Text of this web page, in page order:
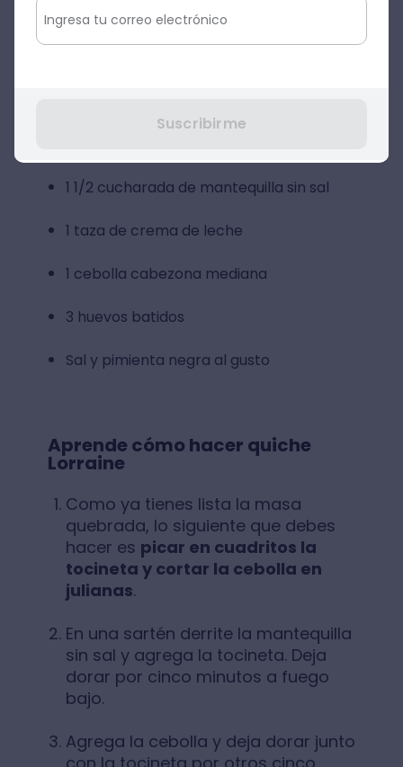
Ingredientes para 4 personas
1 1/2 cucharada de mantequilla sin sal
1 taza de crema de leche
1 cebolla cabezona mediana
3 huevos batidos
Sal y pimienta negra al gusto
Aprende cómo hacer quiche
Lorraine
Como ya tienes lista la masa
quebrada, lo siguiente que debes
hacer es picar en cuadritos la
tocineta y cortar la cebolla en
julianas.
En una sartén derrite la mantequilla
sin sal y agrega la tocineta. Deja
dorar por cinco minutos a fuego
bajo.
Agrega la cebolla y deja dorar junto
Suscribirme